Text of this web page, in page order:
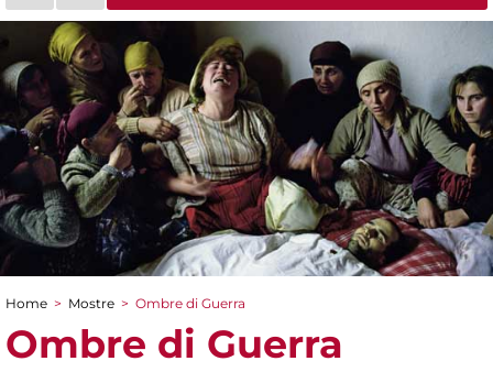
Tu sei qui
Home > Mostre > Ombre di Guerra
Ombre di Guerra